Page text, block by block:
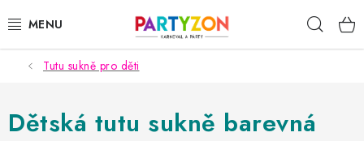
na
KARNEVALOVÉ MASKY
KARNEVALOVÉ KOSTÝMY
Tutu sukně pro děti
Dětská tutu sukně barevná